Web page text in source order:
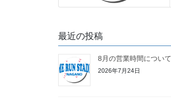
最近の投稿
8月の営業時間について
2026年7月24日